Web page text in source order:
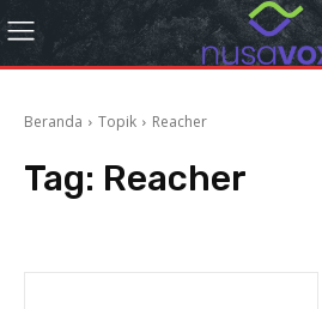
Beranda Topik Reacher
Tag: Reacher